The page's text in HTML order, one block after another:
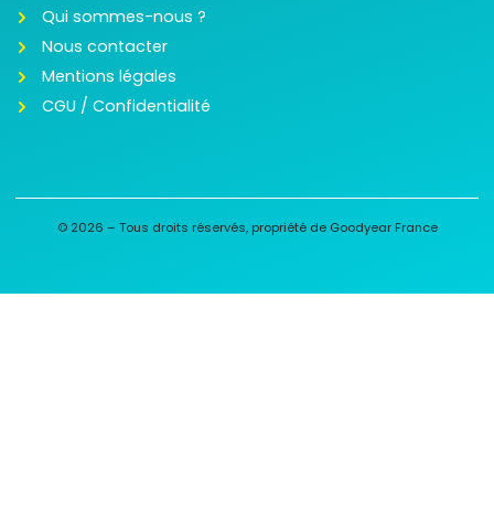
Qui sommes-nous ?
Nous contacter
Mentions légales
CGU / Confidentialité
© 2026 – Tous droits réservés, propriété de Goodyear France